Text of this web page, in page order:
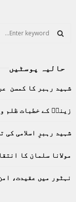
f
r
E
A
R
C
H
حالیہ پوسٹیں
شہید رہبر کا کمسن
زینبؑ کے خطبات ظلم و
شہید رہبرِ اسلامی کی
مولانا سلمان کا
نہٹور میں عقیدت،